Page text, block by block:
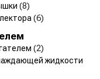
(8)
(6)
(2)
жидкости